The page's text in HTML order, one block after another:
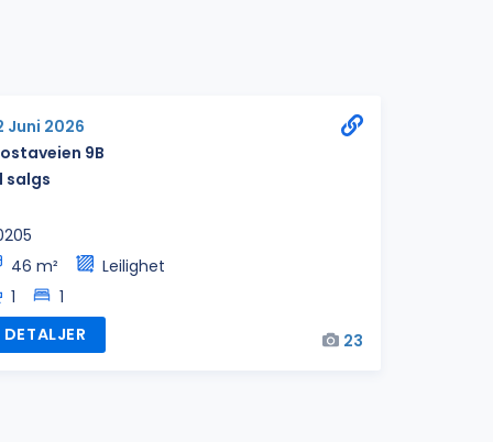
Juni 2026
9B
salgs
46 m²
Leilighet
1
1
DETALJER
23